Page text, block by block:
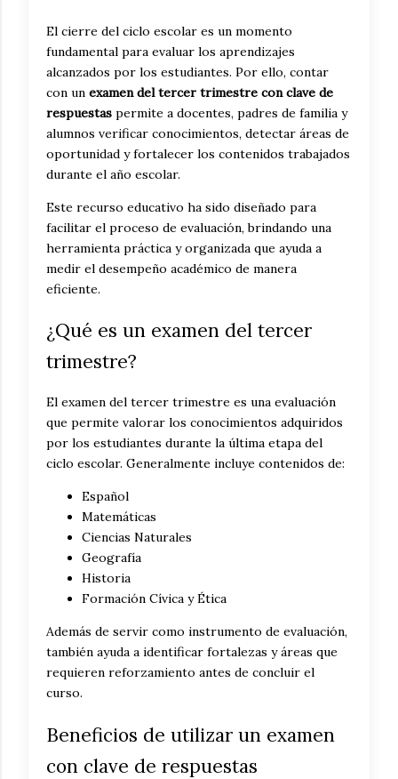
El cierre del ciclo escolar es un momento
fundamental para evaluar los aprendizajes
alcanzados por los estudiantes. Por ello, contar
con un examen del tercer trimestre con clave de
respuestas permite a docentes, padres de familia y
alumnos verificar conocimientos, detectar áreas de
oportunidad y fortalecer los contenidos trabajados
durante el año escolar.
Este recurso educativo ha sido diseñado para
facilitar el proceso de evaluación, brindando una
herramienta práctica y organizada que ayuda a
medir el desempeño académico de manera
eficiente.
¿Qué es un examen del tercer
trimestre?
El examen del tercer trimestre es una evaluación
que permite valorar los conocimientos adquiridos
por los estudiantes durante la última etapa del
ciclo escolar. Generalmente incluye contenidos de:
Español
Matemáticas
Ciencias Naturales
Geografía
Historia
Formación Cívica y Ética
Además de servir como instrumento de evaluación,
también ayuda a identificar fortalezas y áreas que
requieren reforzamiento antes de concluir el
curso.
Beneficios de utilizar un examen
con clave de respuestas